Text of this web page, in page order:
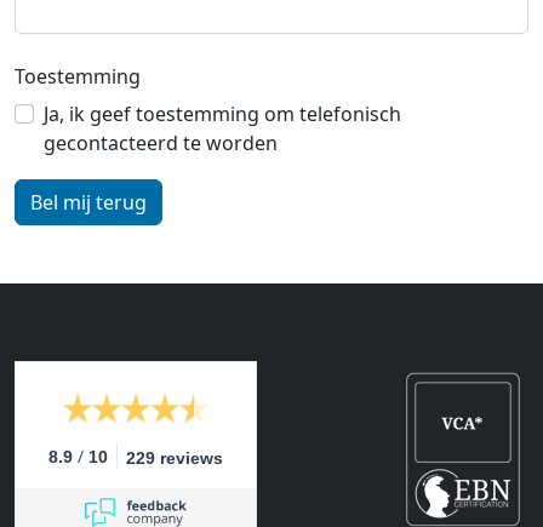
Toestemming
Ja, ik geef toestemming om telefonisch
gecontacteerd te worden
8.9 / 10 229 reviews